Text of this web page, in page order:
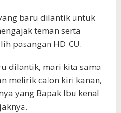
baru dilantik untuk
teman serta
pasangan HD-CU.
dilantik, mari kita sama-
melirik calon kiri kanan,
yang Bapak Ibu kenal